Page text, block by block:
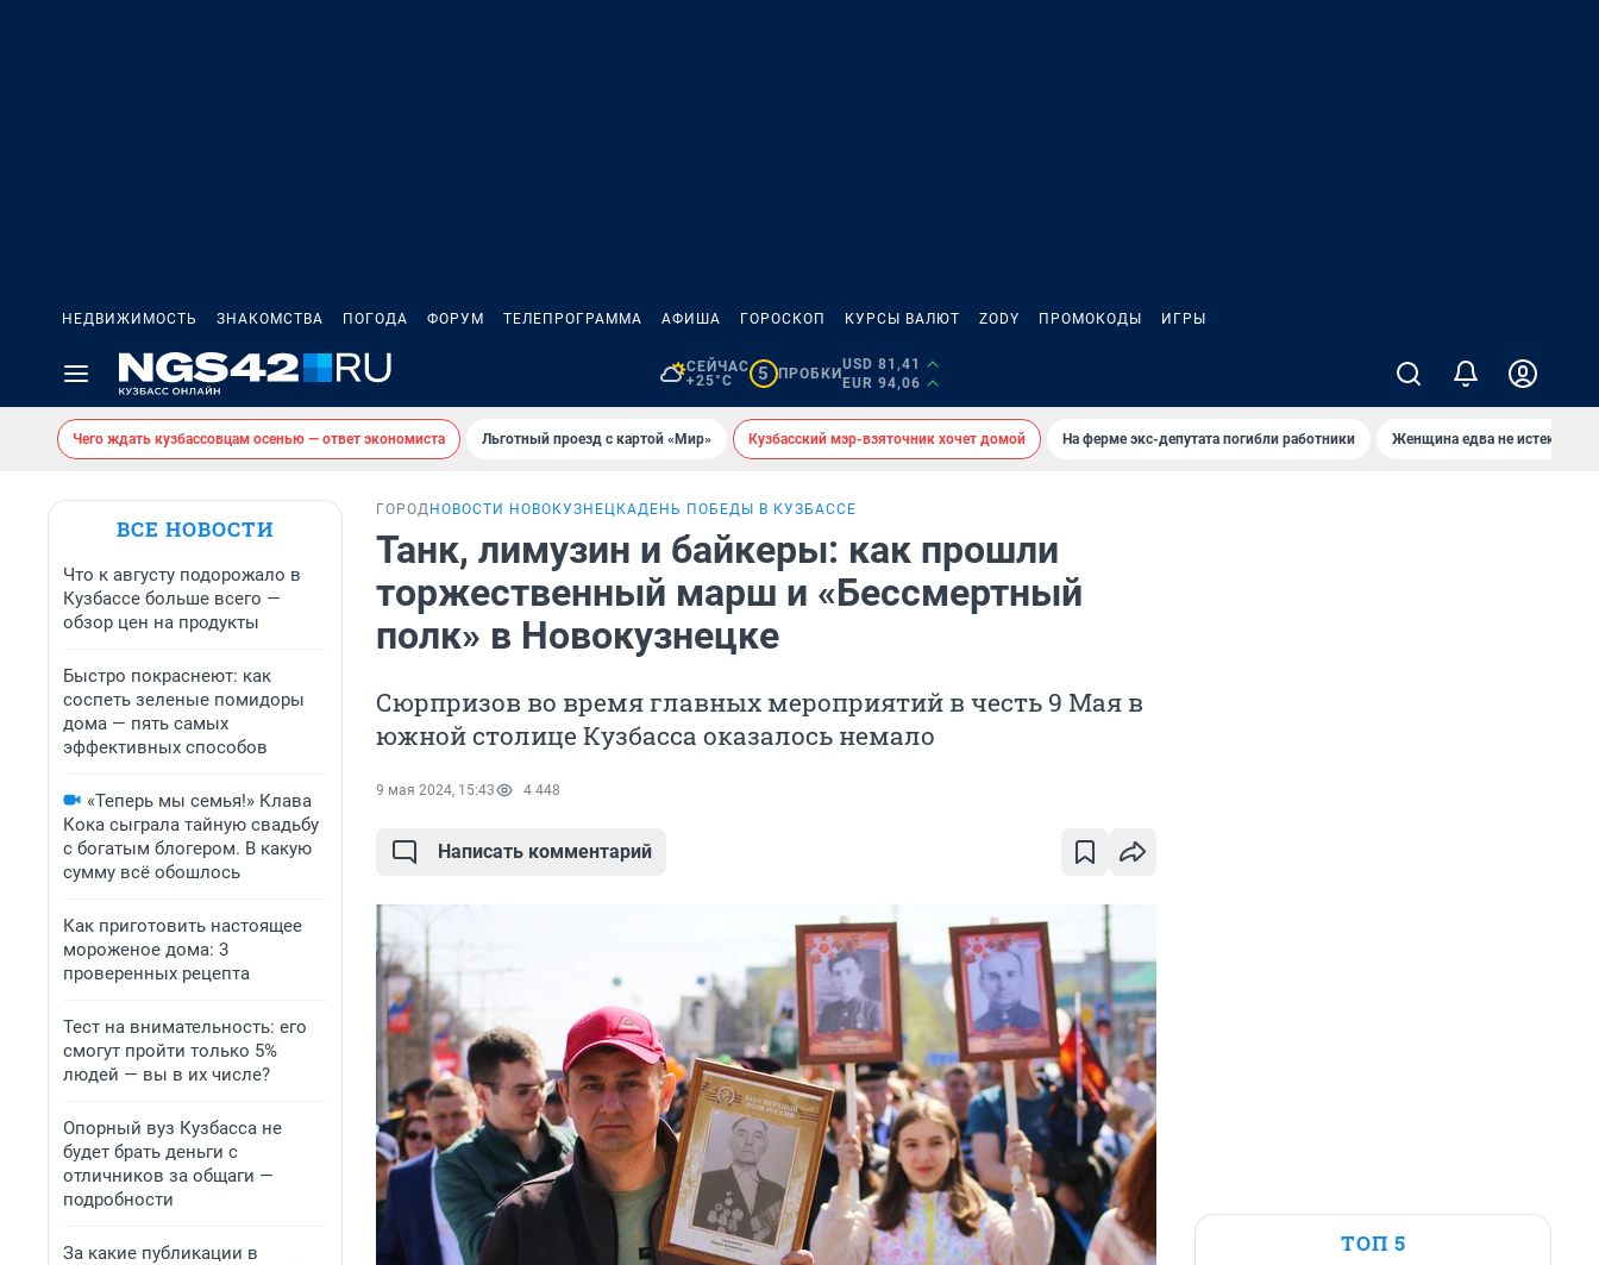
НЕДВИЖИМОСТЬ ЗНАКОМСТВА ПОГОДА ФОРУМ ТЕЛЕПРОГРАММА АФИША ГОРОСКОП КУРСЫ ВАЛЮТ ZODY ПРОМОКОДЫ ИГРЫ
СЕЙЧАС
+25°C
5 ПРОБКИ
USD 81,41
EUR 94,06
Чего ждать кузбассовцам осенью — ответ экономиста Льготный проезд с картой «Мир» Кузбасский мэр-взяточник хочет домой На ферме экс-депутата погибли работники Женщина едва не истекла
ВСЕ НОВОСТИ
Что к августу подорожало в
Кузбассе больше всего —
обзор цен на продукты
Быстро покраснеют: как
соспеть зеленые помидоры
дома — пять самых
эффективных способов
«Теперь мы семья!» Клава
Кока сыграла тайную свадьбу
с богатым блогером. В какую
сумму всё обошлось
Как приготовить настоящее
мороженое дома: 3
проверенных рецепта
Тест на внимательность: его
смогут пройти только 5%
людей — вы в их числе?
Опорный вуз Кузбасса не
будет брать деньги с
отличников за общаги —
подробности
За какие публикации в
ГОРОД НОВОСТИ НОВОКУЗНЕЦКАДЕНЬ ПОБЕДЫ В КУЗБАССЕ
Танк, лимузин и байкеры: как прошли
торжественный марш и «Бессмертный
полк» в Новокузнецке
Сюрпризов во время главных мероприятий в честь 9 Мая в
южной столице Кузбасса оказалось немало
9 мая 2024, 15:43 4 448
Написать комментарий
ТОП 5